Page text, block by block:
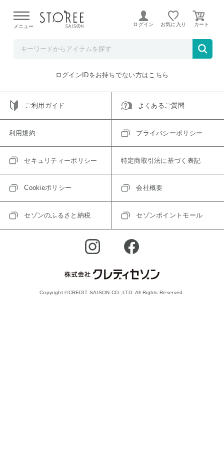
よる配送遅延が発生しております。
メニュー ログイン お気に入り
ご指定のアイテムは取り扱い終了、またはただいま取り扱い
トップへ戻る
ログインIDをお持ちでない方はこちら
ご利用ガイド よくあるご質問
利用規約 プライバシーポリシー
セキュリティーポリシー 特定商取引法に基づく表記
Cookieポリシー 会社概要
セゾンのふるさと納税 セゾンポイントモール
Copyright ©CREDIT SAISON CO.,LTD. All Rights Reserved.